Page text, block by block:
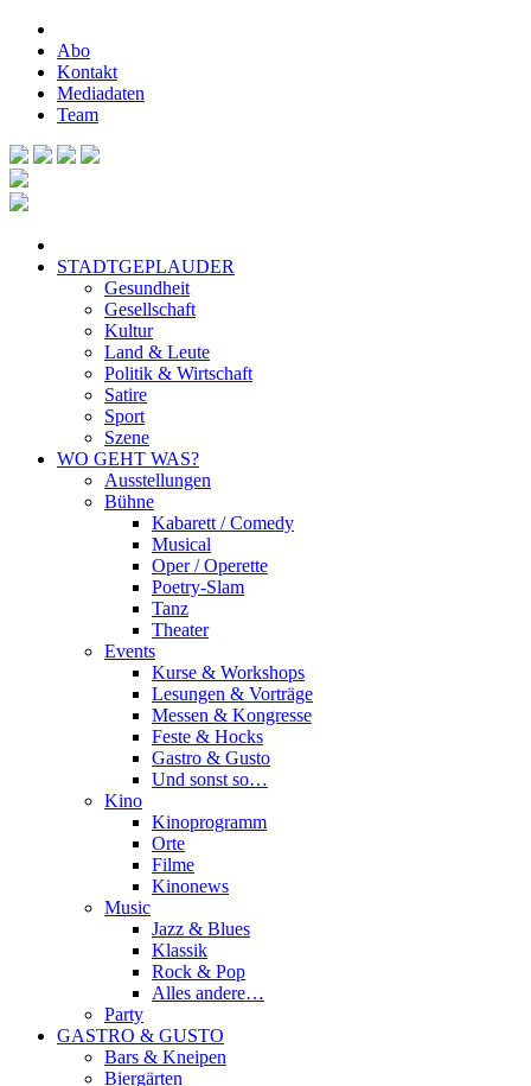
Abo
Kontakt
Mediadaten
Team
STADTGEPLAUDER
Gesundheit
Gesellschaft
Kultur
Land & Leute
Politik & Wirtschaft
Satire
Sport
Szene
WO GEHT WAS?
Ausstellungen
Bühne
Kabarett / Comedy
Musical
Oper / Operette
Poetry-Slam
Tanz
Theater
Events
Kurse & Workshops
Lesungen & Vorträge
Messen & Kongresse
Feste & Hocks
Gastro & Gusto
Und sonst so…
Kino
Kinoprogramm
Orte
Filme
Kinonews
Music
Jazz & Blues
Klassik
Rock & Pop
Alles andere…
Party
GASTRO & GUSTO
Bars & Kneipen
Biergärten